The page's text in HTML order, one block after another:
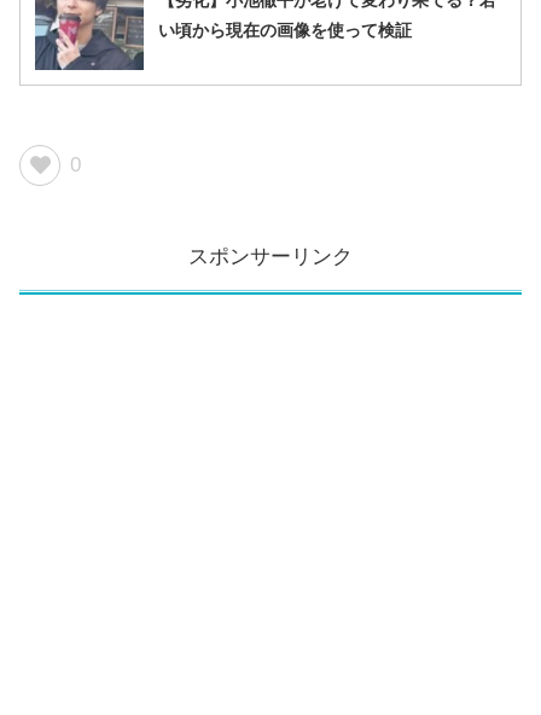
い頃から現在の画像を使って検証
0
スポンサーリンク